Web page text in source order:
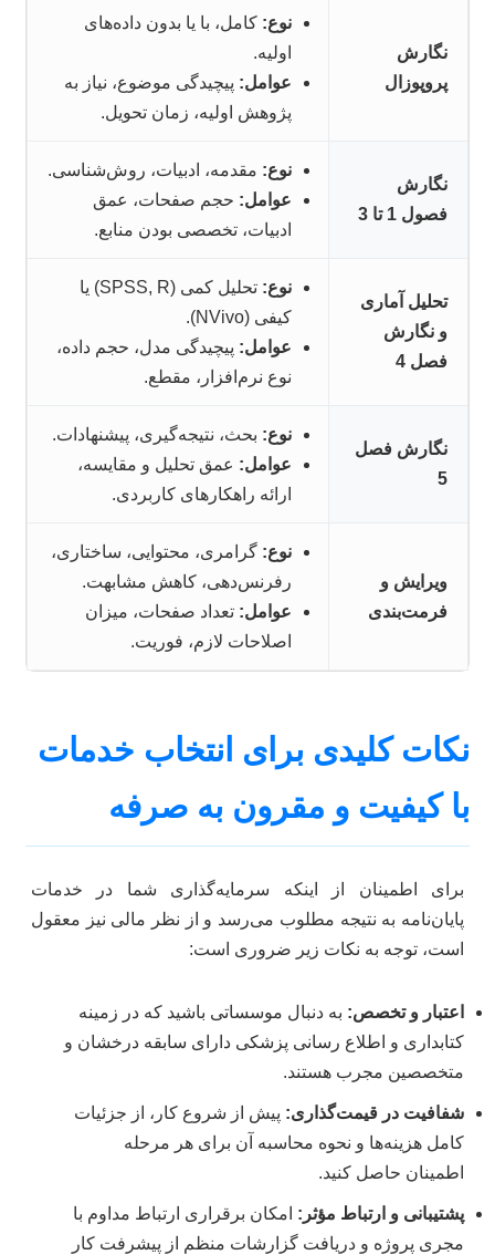
نگارش
پروپوزال
نوع: کامل، با یا بدون داده‌های
اولیه.
عوامل: پیچیدگی موضوع، نیاز به
پژوهش اولیه، زمان تحویل.
نگارش
فصول 1 تا 3
نوع: مقدمه، ادبیات، روش‌شناسی.
عوامل: حجم صفحات، عمق
ادبیات، تخصصی بودن منابع.
تحلیل آماری
و نگارش
فصل 4
نوع:
تحلیل کمی (SPSS, R) یا
کیفی (NVivo).
عوامل: پیچیدگی مدل، حجم داده،
نوع نرم‌افزار، مقطع.
نگارش فصل
5
نوع: بحث، نتیجه‌گیری، پیشنهادات.
عوامل: عمق تحلیل و مقایسه،
ارائه راهکارهای کاربردی.
ویرایش و
فرمت‌بندی
نوع: گرامری، محتوایی، ساختاری،
رفرنس‌دهی، کاهش مشابهت.
عوامل: تعداد صفحات، میزان
اصلاحات لازم، فوریت.
نکات کلیدی برای انتخاب خدمات
با کیفیت و مقرون به صرفه
برای اطمینان از اینکه سرمایه‌گذاری شما در خدمات
پایان‌نامه به نتیجه مطلوب می‌رسد و از نظر مالی نیز معقول
است، توجه به نکات زیر ضروری است:
اعتبار و تخصص: به دنبال موسساتی باشید که در زمینه
کتابداری و اطلاع رسانی پزشکی دارای سابقه درخشان و
متخصصین مجرب هستند.
شفافیت در قیمت‌گذاری: پیش از شروع کار، از جزئیات
کامل هزینه‌ها و نحوه محاسبه آن برای هر مرحله
اطمینان حاصل کنید.
پشتیبانی و ارتباط مؤثر: امکان برقراری ارتباط مداوم با
مجری پروژه و دریافت گزارشات منظم از پیشرفت کار